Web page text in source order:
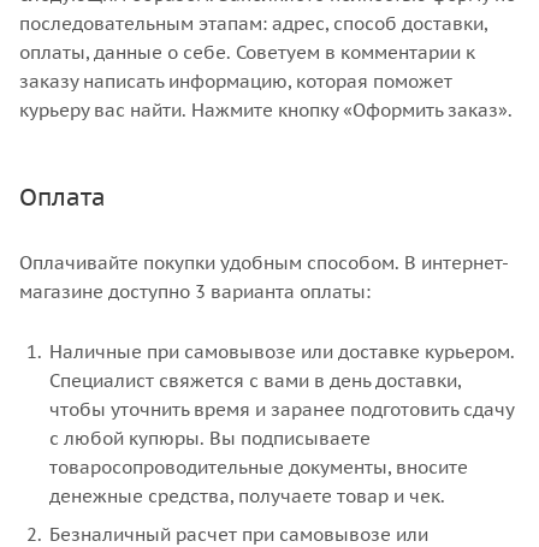
последовательным этапам: адрес, способ доставки,
оплаты, данные о себе. Советуем в комментарии к
заказу написать информацию, которая поможет
курьеру вас найти. Нажмите кнопку «Оформить заказ».
Оплата
Оплачивайте покупки удобным способом. В интернет-
магазине доступно 3 варианта оплаты:
Наличные при самовывозе или доставке курьером.
Специалист свяжется с вами в день доставки,
чтобы уточнить время и заранее подготовить сдачу
с любой купюры. Вы подписываете
товаросопроводительные документы, вносите
денежные средства, получаете товар и чек.
Безналичный расчет при самовывозе или